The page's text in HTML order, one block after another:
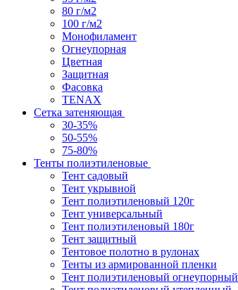
80 г/м2
100 г/м2
Монофиламент
Огнеупорная
Цветная
Защитная
Фасовка
TENAX
Сетка затеняющая
30-35%
50-55%
75-80%
Тенты полиэтиленовые
Тент садовый
Тент укрывной
Тент полиэтиленовый 120г
Тент универсальный
Тент полиэтиленовый 180г
Тент защитный
Тентовое полотно в рулонах
Тенты из армированной пленки
Тент полиэтиленовый огнеупорный